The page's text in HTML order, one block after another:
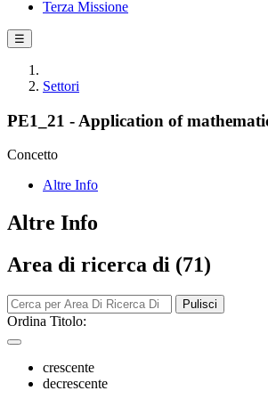
Terza Missione
☰
Settori
PE1_21 - Application of
Concetto
Altre Info
Altre Info
Area di ricerca di (71)
Pulisci
Ordina Titolo:
crescente
decrescente